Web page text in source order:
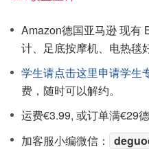
Amazon德国亚马逊 现有
计、足底按摩机、电热毯
学生请点击这里申请学生
费，随时可以解约。
运费€3.99, 或订单满€29
加客服小编微信：